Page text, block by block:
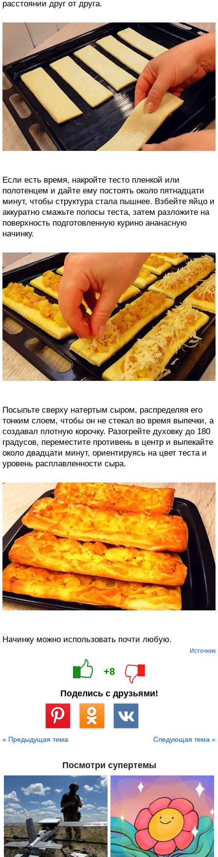
расстоянии друг от друга.
Если есть время, накройте тесто пленкой или
полотенцем и дайте ему постоять около пятнадцати
минут, чтобы структура стала пышнее. Взбейте яйцо и
аккуратно смажьте полосы теста, затем разложите на
поверхность подготовленную курино ананасную
начинку.
Посыпьте сверху натертым сыром, распределяя его
тонким слоем, чтобы он не стекал во время выпечки, а
создавал плотную корочку. Разогрейте духовку до 180
градусов, переместите противень в центр и выпекайте
около двадцати минут, ориентируясь на цвет теста и
уровень расплавленности сыра.
Начинку можно использовать почти любую.
Источник
+8
Поделись с друзьями!
« Предыдущая тема Следующая тема »
Посмотри супертемы